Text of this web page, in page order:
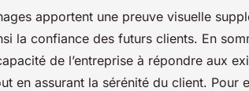
apportent une preuve visuelle
la confiance des futurs clients. En
de l’entreprise à répondre aux
en assurant la sérénité du client. Pour